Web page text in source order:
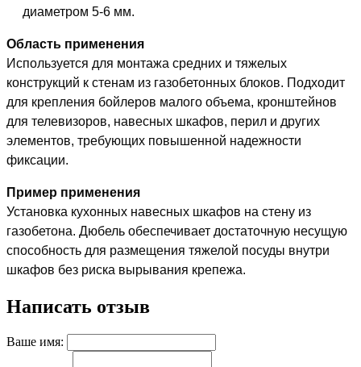
диаметром 5-6 мм.
Область применения
Используется для монтажа средних и тяжелых
конструкций к стенам из газобетонных блоков. Подходит
для крепления бойлеров малого объема, кронштейнов
для телевизоров, навесных шкафов, перил и других
элементов, требующих повышенной надежности
фиксации.
Пример применения
Установка кухонных навесных шкафов на стену из
газобетона. Дюбель обеспечивает достаточную несущую
способность для размещения тяжелой посуды внутри
шкафов без риска вырывания крепежа.
Написать отзыв
Ваше имя: